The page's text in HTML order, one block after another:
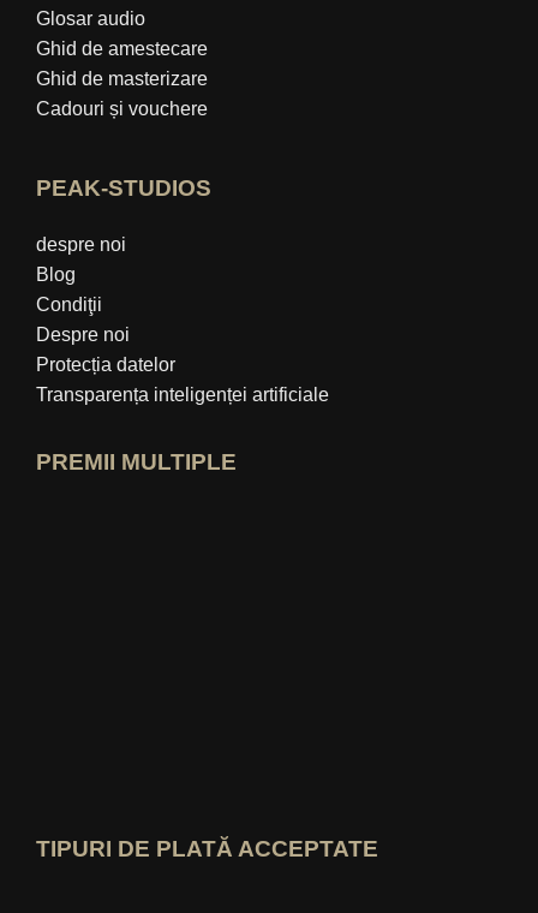
Glosar audio
Ghid de amestecare
Ghid de masterizare
Cadouri și vouchere
PEAK-STUDIOS
despre noi
Blog
Condiţii
Despre noi
Protecția datelor
Transparența inteligenței artificiale
PREMII MULTIPLE
TIPURI DE PLATĂ ACCEPTATE